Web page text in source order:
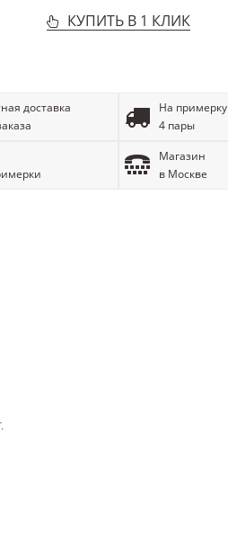
КУПИТЬ В 1 КЛИК
доставка
На примерку
4 пары
Магазин
в Москве